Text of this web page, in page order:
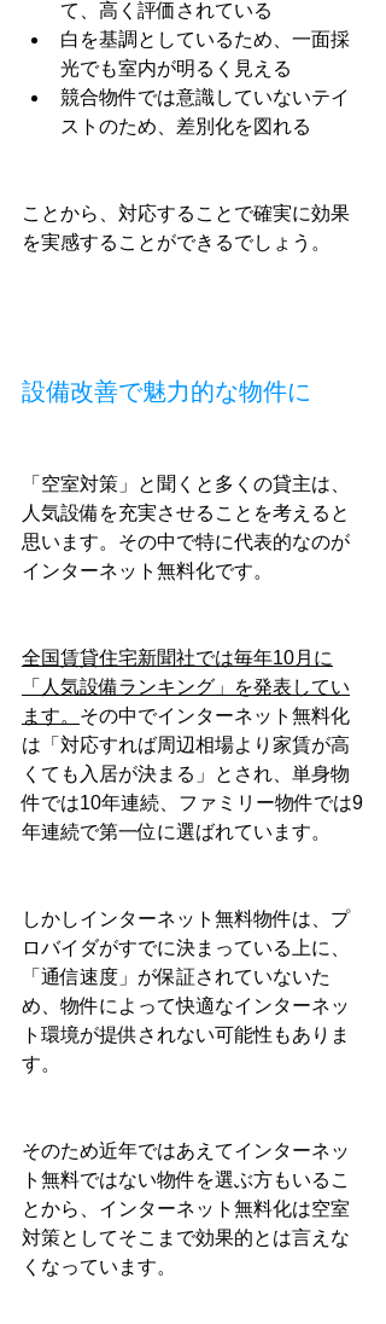
て、高く評価されている
白を基調としているため、一面採
光でも室内が明るく見える
競合物件では意識していないテイ
ストのため、差別化を図れる
ことから、対応することで確実に効果
を実感することができるでしょう。
設備改善で魅力的な物件に
「空室対策」と聞くと多くの貸主は、
人気設備を充実させることを考えると
思います。その中で特に代表的なのが
インターネット無料化です。
全国賃貸住宅新聞社では毎年10月に
「人気設備ランキング」を発表してい
ます。 その中でインターネット無料化
は「対応すれば周辺相場より家賃が高
くても入居が決まる」とされ、単身物
件では10年連続、ファミリー物件では9
年連続で第一位に選ばれています。
しかしインターネット無料物件は、プ
ロバイダがすでに決まっている上に、
「通信速度」が保証されていないた
め、物件によって快適なインターネッ
ト環境が提供されない可能性もありま
す。
そのため近年ではあえてインターネッ
ト無料ではない物件を選ぶ方もいるこ
とから、インターネット無料化は空室
対策としてそこまで効果的とは言えな
くなっています。